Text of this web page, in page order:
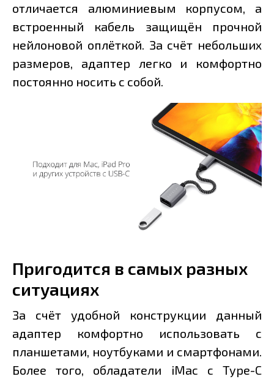
отличается алюминиевым корпусом, а
встроенный кабель защищён прочной
нейлоновой оплёткой. За счёт небольших
размеров, адаптер легко и комфортно
постоянно носить с собой.
Пригодится в самых разных
ситуациях
За счёт удобной конструкции данный
адаптер комфортно использовать с
планшетами, ноутбуками и смартфонами.
Более того, обладатели iMac c Type-C